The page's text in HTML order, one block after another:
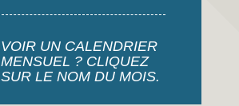
VOIR UN CALENDRIER
MENSUEL ? CLIQUEZ
SUR LE NOM DU MOIS.